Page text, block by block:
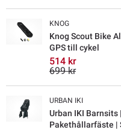
KNOG
Knog Scout Bike
GPS till cykel
514 kr
699 kr
URBAN IKI
Urban IKI Barnsits
Pakethållarfäste |